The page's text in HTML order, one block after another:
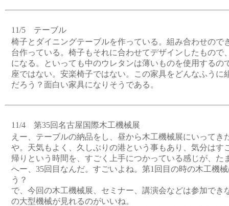
11/5 テーブル
椅子とダイニングテーブルを作っている。組み合わせので
台作っている。椅子もそれに合わせてデザインしたもので
になる。といっても中のウレタンは薄いものを使用するの
座ではない。安楽椅子ではない。この家具をどんなふうに
だろう？面白い家具になりそうである。
11/4 第35回名古屋国際木工機械展
えー、テーブルの納品をし、昼から木工機械展にいってき
や。天気もよく、久しぶりの港という事もあり、気分はす
帰りという時間を、すごく上手につかっている感じが、た
へー、35回目なんだ。すごいよね。第1回目の時の木工機
う？
で、今回の木工機械展、セミナー、講演会などは参加でき
の大型機械が見れるのがいいね。